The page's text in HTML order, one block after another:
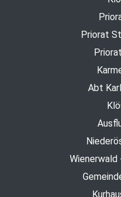
Priorat
Abt
Wienerwald